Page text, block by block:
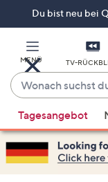
Du bist neu bei
MENÜ TV-
Wonach
suchst
du
heute?
Vorschläge
verfügbar
sind,
verwenden
Tagesangebot